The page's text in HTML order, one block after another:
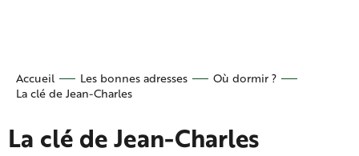
Accueil Les bonnes adresses
Où dormir ?
La clé de Jean-Charles
La clé de Jean-Charles